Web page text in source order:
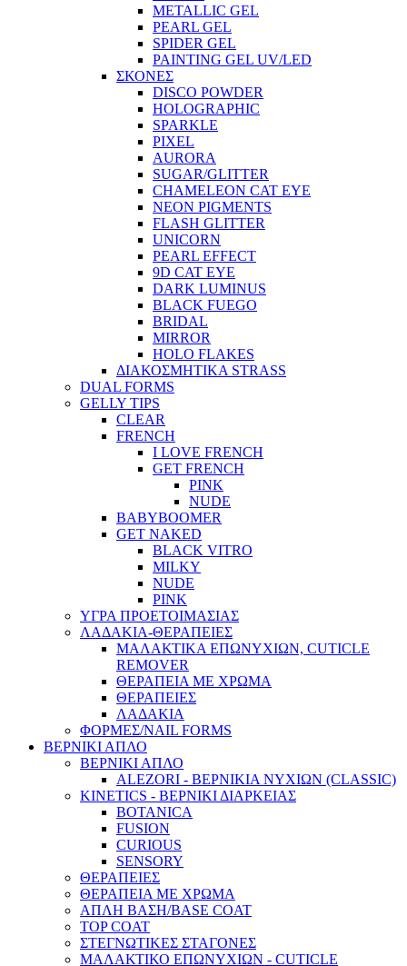
METALLIC GEL
PEARL GEL
SPIDER GEL
PAINTING GEL UV/LED
ΣΚΟΝΕΣ
DISCO POWDER
HOLOGRAPHIC
SPARKLE
PIXEL
AURORA
SUGAR/GLITTER
CHAMELEON CAT EYE
NEON PIGMENTS
FLASH GLITTER
UNICORN
PEARL EFFECT
9D CAT EYE
DARK LUMINUS
BLACK FUEGO
BRIDAL
MIRROR
HOLO FLAKES
ΔΙΑΚΟΣΜΗΤΙΚΑ STRASS
DUAL FORMS
GELLY TIPS
CLEAR
FRENCH
I LOVE FRENCH
GET FRENCH
PINK
NUDE
BABYBOOMER
GET NAKED
BLACK VITRO
MILKY
NUDE
PINK
ΥΓΡΑ ΠΡΟΕΤΟΙΜΑΣΙΑΣ
ΛΑΔΑΚΙΑ-ΘΕΡΑΠΕΙΕΣ
ΜΑΛΑΚΤΙΚΑ ΕΠΩΝΥΧΙΩΝ, CUTICLE
REMOVER
ΘΕΡΑΠΕΙΑ ΜΕ ΧΡΩΜΑ
ΘΕΡΑΠΕΙΕΣ
ΛΑΔΑΚΙΑ
ΦΟΡΜΕΣ/NAIL FORMS
ΒΕΡΝΙΚΙ ΑΠΛΟ
ΒΕΡΝΙΚΙ ΑΠΛΟ
ALEZORI - ΒΕΡΝΙΚΙΑ ΝΥΧΙΩΝ (CLASSIC)
KINETICS - ΒΕΡΝΙΚΙ ΔΙΑΡΚΕΙΑΣ
BOTANICA
FUSION
CURIOUS
SENSORY
ΘΕΡΑΠΕΙΕΣ
ΘΕΡΑΠΕΙΑ ΜΕ ΧΡΩΜΑ
ΑΠΛΗ ΒΑΣΗ/BASE COAT
TOP COAT
ΣΤΕΓΝΩΤΙΚΕΣ ΣΤΑΓΟΝΕΣ
ΜΑΛΑΚΤΙΚΟ ΕΠΩΝΥΧΙΩΝ - CUTICLE